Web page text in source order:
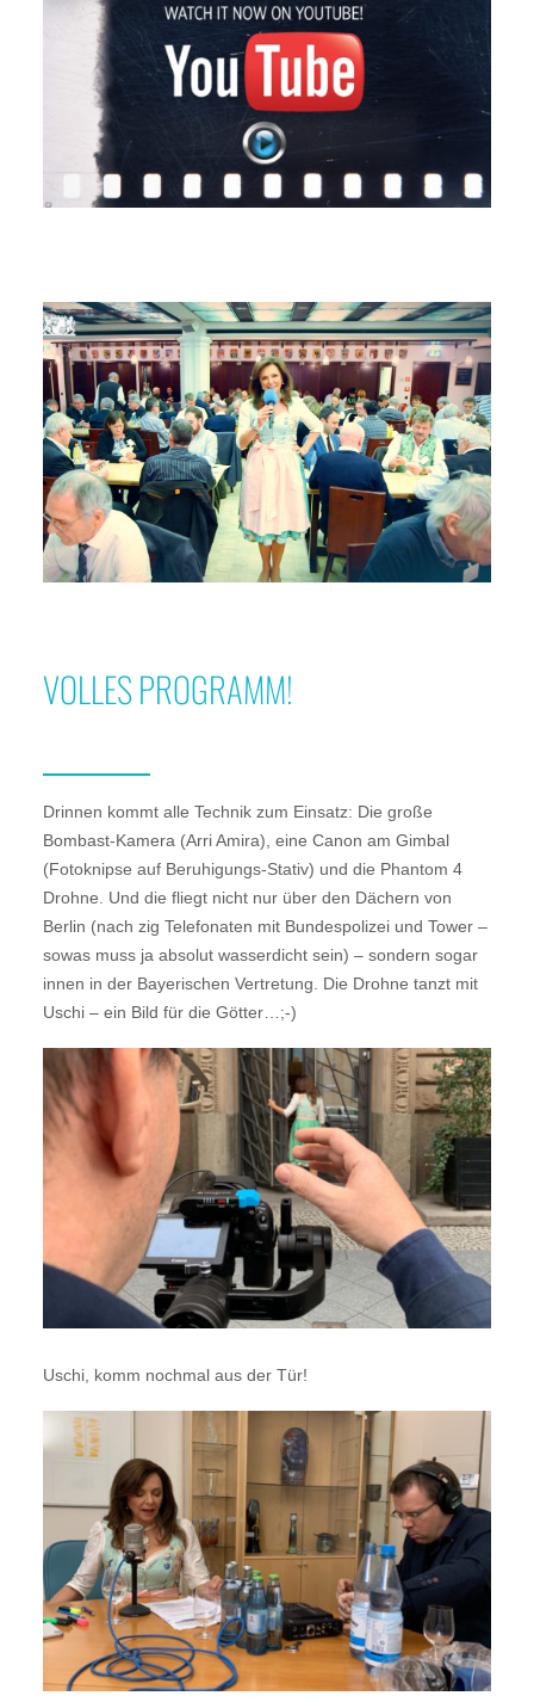
VOLLES PROGRAMM!
Drinnen kommt alle Technik zum Einsatz: Die große
Bombast-Kamera (Arri Amira), eine Canon am Gimbal
(Fotoknipse auf Beruhigungs-Stativ) und die Phantom 4
Drohne. Und die fliegt nicht nur über den Dächern von
Berlin (nach zig Telefonaten mit Bundespolizei und Tower –
sowas muss ja absolut wasserdicht sein) – sondern sogar
innen in der Bayerischen Vertretung. Die Drohne tanzt mit
Uschi – ein Bild für die Götter…;-)
Uschi, komm nochmal aus der Tür!